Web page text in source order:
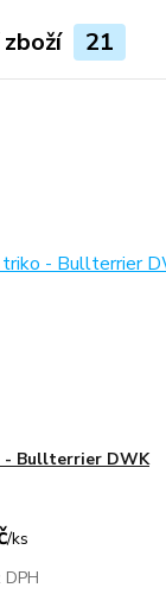
21
- Bullterrier DWK
/ks
DPH